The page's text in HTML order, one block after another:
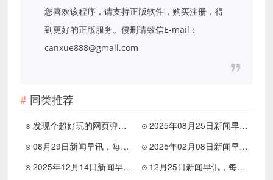
您喜欢该程序，请支持正版软件，购买注册，得
到更好的正版服务。侵删请致信E-mail：
canxue888@gmail.com
同类推荐
发现个超好玩的网页弹钢琴
2025年08月25日新闻早讯，每天60s读懂世界
08月29日新闻早讯，每天60s读懂世界
2025年02月08日新闻早讯，每天60s读懂世界
2025年12月14日新闻早讯，每天60s读懂世界
12月25日新闻早讯，每天60s读懂世界